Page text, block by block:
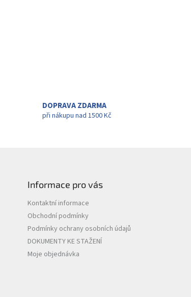
DOPRAVA ZDARMA
při nákupu nad 1500 Kč
Informace pro vás
Kontaktní informace
Obchodní podmínky
Podmínky ochrany osobních údajů
DOKUMENTY KE STAŽENÍ
Moje objednávka